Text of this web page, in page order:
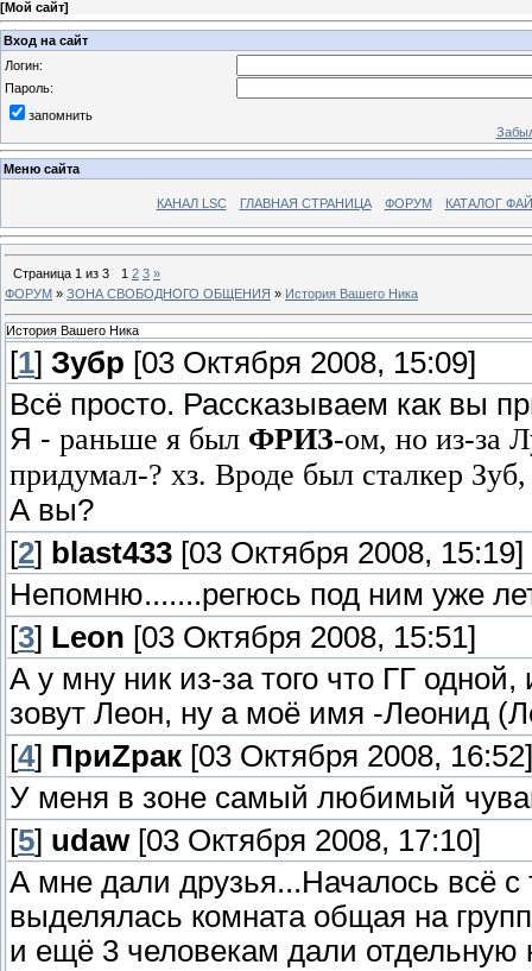
[Мой сайт]
Вход на сайт
Логин:
Пароль:
запомнить
Меню сайта
КАНАЛ LSC ГЛАВНАЯ СТРАНИЦА ФОРУМ КАТАЛОГ
Страница 1 из 3 1 2 3 »
ФОРУМ » ЗОНА СВОБОДНОГО ОБЩЕНИЯ » История Вашего Ника
История Вашего Ника
[1] Зубр [03 Октября 2008, 15:09]
Всё просто. Рассказываем как вы
Я - раньше я был ФРИЗ-ом, но из-за
придумал-? хз. Вроде был сталкер
А вы?
[2] blast433 [03 Октября 2008, 15:19]
Непомню.......регюсь под ним уже
[3] Leon [03 Октября 2008, 15:51]
А у мну ник из-за того что ГГ
зовут Леон, ну а моё имя -Леонид
[4] ПриZрак [03 Октября 2008, 16:52]
У меня в зоне самый любимый
[5] udaw[03 Октября 2008, 17:10]
А мне дали друзья...Началось всё с
выделялась комната общая на
и ещё 3 человекам дали отдельную